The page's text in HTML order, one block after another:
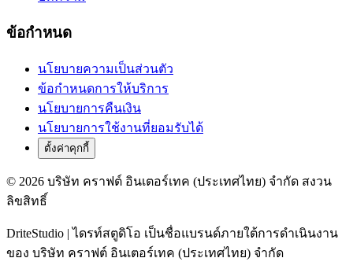
ข้อกำหนด
นโยบายความเป็นส่วนตัว
ข้อกำหนดการให้บริการ
นโยบายการคืนเงิน
นโยบายการใช้งานที่ยอมรับได้
ตั้งค่าคุกกี้
© 2026 บริษัท คราฟต์ อินเตอร์เทค (ประเทศไทย) จำกัด สงวน
ลิขสิทธิ์
DriteStudio | ไดรท์สตูดิโอ เป็นชื่อแบรนด์ภายใต้การดำเนินงาน
ของ บริษัท คราฟต์ อินเตอร์เทค (ประเทศไทย) จำกัด